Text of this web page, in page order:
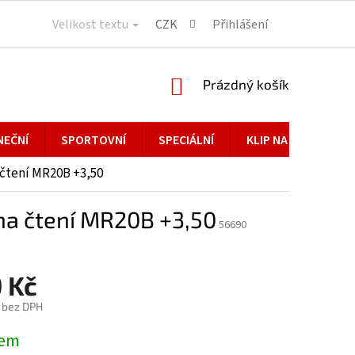
Velikost textu CZK Přihlášení
NÁKUPNÍ
Prázdný košík
SPORTOVNÍ SPECIÁLNÍ KLIP NA BRÝLE
MR20B +3,50
čtení MR20B +3,50 56690
DPH